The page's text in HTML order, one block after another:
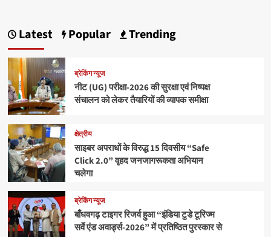
Latest Popular Trending
ब्रेकिंग न्यूज
नीट (UG) परीक्षा-2026 की सुरक्षा एवं निष्पक्ष
संचालन को लेकर तैयारियों की व्यापक समीक्षा
क्षेत्रीय
साइबर अपराधों के विरुद्ध 15 दिवसीय “Safe
Click 2.0” वृहद जनजागरूकता अभियान
चलेगा
ब्रेकिंग न्यूज
बाँधवगढ़ टाइगर रिजर्व हुआ “इंडिया टुडे टूरिज्म
सर्वे एंड अवार्ड्स-2026” में प्रतिष्ठित पुरस्कार से